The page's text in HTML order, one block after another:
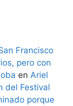
Francisco
pero con
en Ariel
del Festival
porque